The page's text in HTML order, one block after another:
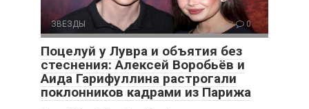
ЗВЕЗДЫ 0
Поцелуй у Лувра и объятия без
стеснения: Алексей Воробьёв и
Аида Гарифуллина растрогали
поклонников кадрами из Парижа